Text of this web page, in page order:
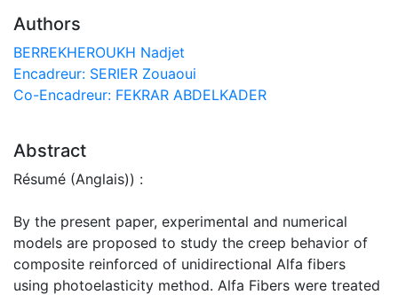
Authors
BERREKHEROUKH Nadjet
Encadreur: SERIER Zouaoui
Co-Encadreur: FEKRAR ABDELKADER
Abstract
Résumé (Anglais)) :
By the present paper, experimental and numerical
models are proposed to study the creep behavior of
composite reinforced of unidirectional Alfa fibers
using photoelasticity method. Alfa Fibers were treated